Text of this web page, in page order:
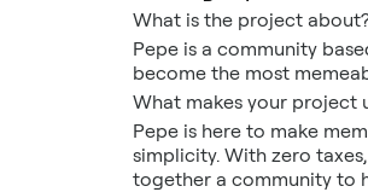
What is the project
Pepe is a community
become the most
What makes your project
Pepe is here to make
simplicity. With zero
together a community to